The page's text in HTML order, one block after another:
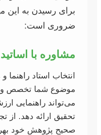
برای رسیدن به این
ضروری است:
مشاوره با
انتخاب استاد
موضوع شما تخصص و
می‌تواند راهنمایی
تحقیق ارائه دهد. از
صحیح پژوهش خود